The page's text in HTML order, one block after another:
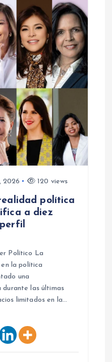
2026 120 views
política
a diez
Político La
la política
una
durante las últimas
limitados en la…